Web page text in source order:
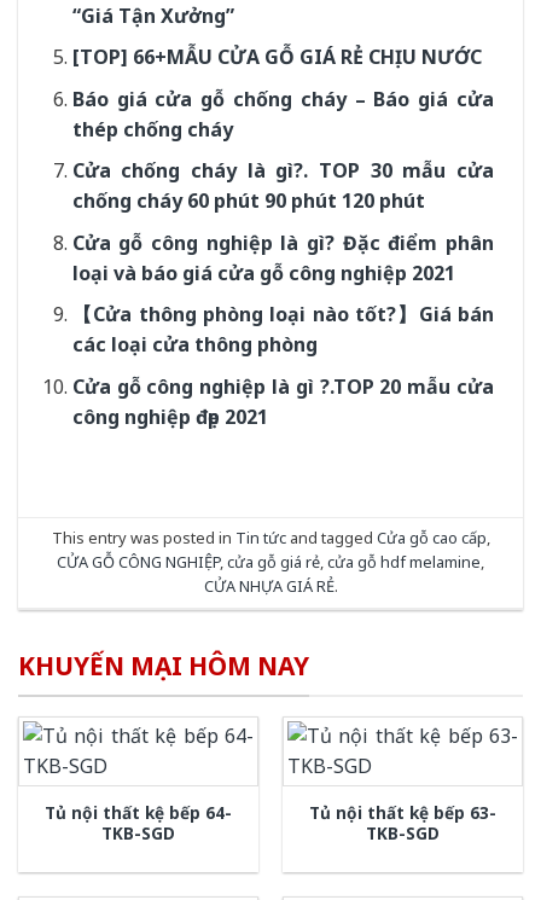
“Giá Tận Xưởng”
[TOP] 66+MẪU CỬA GỖ GIÁ RẺ CHỊU NƯỚC
Báo giá cửa gỗ chống cháy – Báo giá cửa
thép chống cháy
Cửa chống cháy là gì?. TOP 30 mẫu cửa
chống cháy 60 phút 90 phút 120 phút
Cửa gỗ công nghiệp là gì? Đặc điểm phân
loại và báo giá cửa gỗ công nghiệp 2021
【Cửa thông phòng loại nào tốt?】Giá bán
các loại cửa thông phòng
Cửa gỗ công nghiệp là gì ?.TOP 20 mẫu cửa
công nghiệp đẹp 2021
This entry was posted in Tin tứcand tagged Cửa gỗ cao cấp,
CỬA GỖ CÔNG NGHIỆP,cửa gỗ giá rẻ,cửa gỗ hdf melamine,
CỬA NHỰA GIÁ RẺ.
KHUYẾN MẠI HÔM NAY
Tủ nội thất kệ bếp 64-
TKB-SGD
Tủ nội thất kệ bếp 63-
TKB-SGD